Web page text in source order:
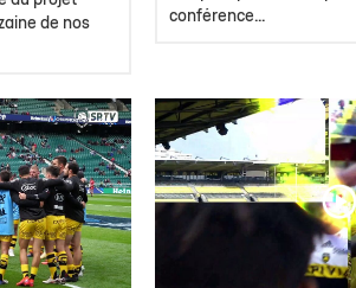
de nos
conférence...